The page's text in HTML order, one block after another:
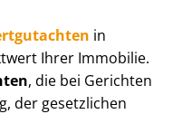
in
Ihrer Immobilie.
, die bei Gerichten
der gesetzlichen